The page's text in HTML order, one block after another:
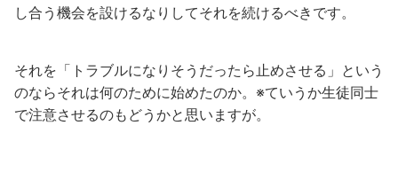
し合う機会を設けるなりしてそれを続けるべきです。
それを「トラブルになりそうだったら止めさせる」という
のならそれは何のために始めたのか。※ていうか生徒同士
で注意させるのもどうかと思いますが。